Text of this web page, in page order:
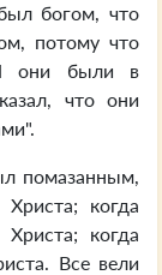
богом, что
потому что
они были в
что они
помазанным,
когда
когда
Все вели